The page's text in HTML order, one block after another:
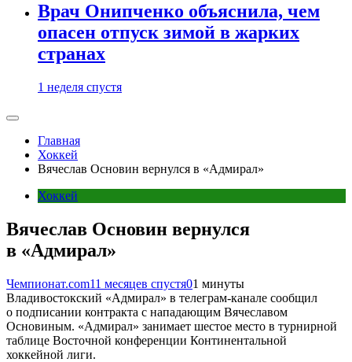
Врач Онипченко объяснила, чем
опасен отпуск зимой в жарких
странах
1 неделя спустя
Главная
Хоккей
Вячеслав Основин вернулся в «Адмирал»
Хоккей
Вячеслав Основин вернулся
в «Адмирал»
Чемпионат.com11 месяцев спустя01 минуты
Владивостокский «Адмирал» в телеграм-канале сообщил
о подписании контракта с нападающим Вячеславом
Основиным. «Адмирал» занимает шестое место в турнирной
таблице Восточной конференции Континентальной
хоккейной лиги.